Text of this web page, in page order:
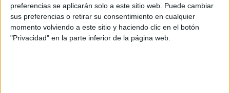
preferencias se aplicarán solo a este sitio web. Puede cambiar
sus preferencias o retirar su consentimiento en cualquier
momento volviendo a este sitio y haciendo clic en el botón
"Privacidad" en la parte inferior de la página web.
El Ceuta sigue soñando